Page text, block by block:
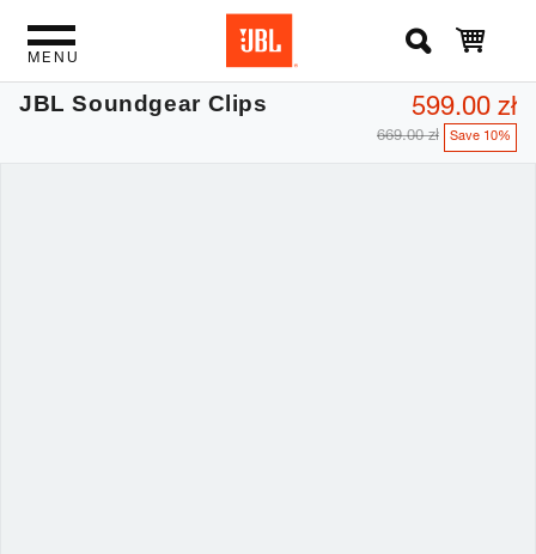
MENU
JBL Soundgear Clips 599.00 zł
669.00 zł Save 10%